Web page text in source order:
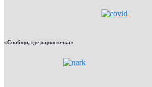
«Сообщи, где наркоточка»